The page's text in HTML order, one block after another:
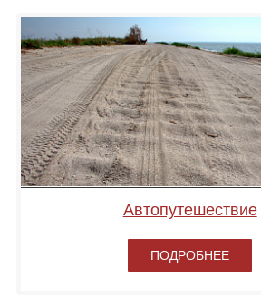
Автопутешествие
ПОДРОБНЕЕ